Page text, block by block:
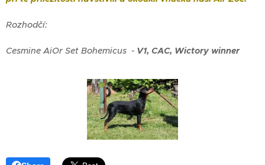
Rozhodčí:
Cesmine AiOr Set Bohemicus - V1, CAC, Wictory winner